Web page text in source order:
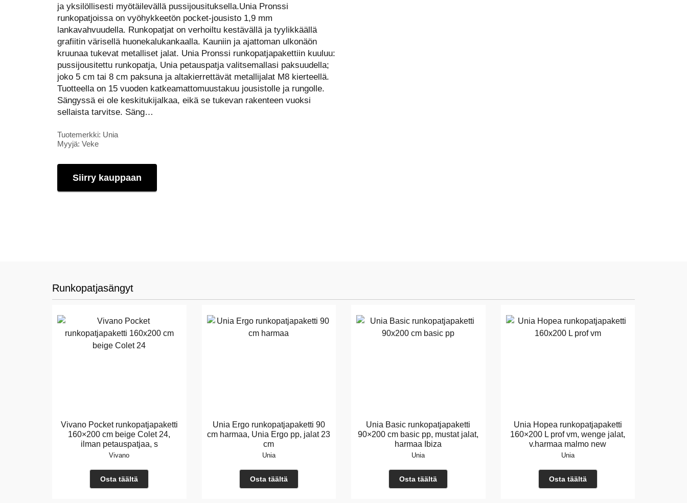
ja yksilöllisesti myötäilevällä pussijousituksella.Unia Pronssi
runkopatjoissa on vyöhykkeetön pocket-jousisto 1,9 mm
lankavahvuudella. Runkopatjat on verhoiltu kestävällä ja tyylikkäällä
grafiitin värisellä huonekalukankaalla. Kauniin ja ajattoman ulkonäön
kruunaa tukevat metalliset jalat. Unia Pronssi runkopatjapakettiin kuuluu:
pussijousitettu runkopatja, Unia petauspatja valitsemallasi paksuudella;
joko 5 cm tai 8 cm paksuna ja altakierrettävät metallijalat M8 kierteellä.
Tuotteella on 15 vuoden katkeamattomuustakuu jousistolle ja rungolle.
Sängyssä ei ole keskitukijalkaa, eikä se tukevan rakenteen vuoksi
sellaista tarvitse. Säng…
Tuotemerkki: Unia
Myyjä: Veke
Siirry kauppaan
Runkopatjasängyt
Vivano Pocket runkopatjapaketti
160×200 cm beige Colet 24,
ilman petauspatjaa, s
Vivano
Osta täältä
Unia Ergo runkopatjapaketti 90
cm harmaa, Unia Ergo pp, jalat 23
cm
Unia
Osta täältä
Unia Basic runkopatjapaketti
90×200 cm basic pp, mustat jalat,
harmaa Ibiza
Unia
Osta täältä
Unia Hopea runkopatjapaketti
160×200 L prof vm, wenge jalat,
v.harmaa malmo new
Unia
Osta täältä